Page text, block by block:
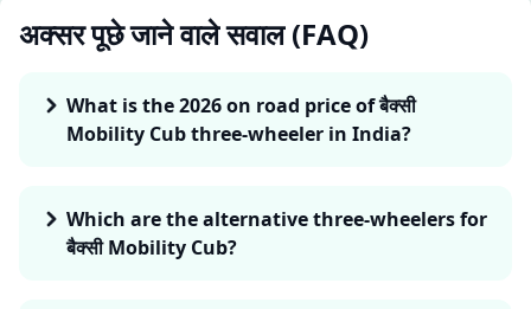
अक्सर पूछे जाने वाले सवाल (FAQ)
What is the 2026 on road price of बैक्सी
Mobility Cub three-wheeler in India?
Which are the alternative three-wheelers for
बैक्सी Mobility Cub?